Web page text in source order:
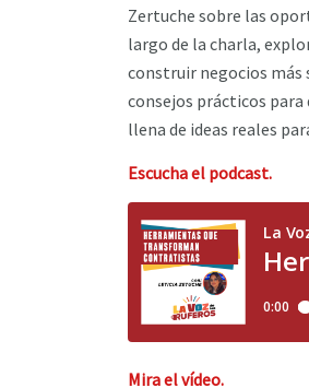
Zertuche sobre las
largo de la charla,
construir negocios más
consejos prácticos para
llena de ideas reales
Escucha el podcast.
Mira el vídeo.